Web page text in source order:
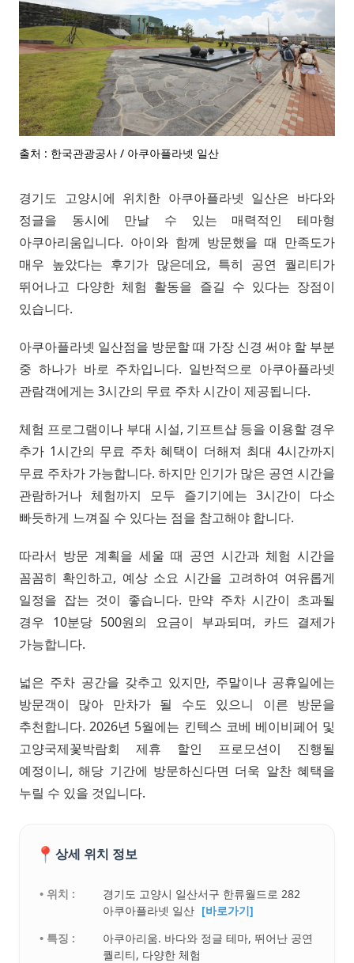
출처 : 한국관광공사 / 아쿠아플라넷 일산
경기도 고양시에 위치한 아쿠아플라넷 일산은 바다와
정글을 동시에 만날 수 있는 매력적인 테마형
아쿠아리움입니다. 아이와 함께 방문했을 때 만족도가
매우 높았다는 후기가 많은데요, 특히 공연 퀄리티가
뛰어나고 다양한 체험 활동을 즐길 수 있다는 장점이
있습니다.
아쿠아플라넷 일산점을 방문할 때 가장 신경 써야 할 부분
중 하나가 바로 주차입니다. 일반적으로 아쿠아플라넷
관람객에게는 3시간의 무료 주차 시간이 제공됩니다.
체험 프로그램이나 부대 시설, 기프트샵 등을 이용할 경우
추가 1시간의 무료 주차 혜택이 더해져 최대 4시간까지
무료 주차가 가능합니다. 하지만 인기가 많은 공연 시간을
관람하거나 체험까지 모두 즐기기에는 3시간이 다소
빠듯하게 느껴질 수 있다는 점을 참고해야 합니다.
따라서 방문 계획을 세울 때 공연 시간과 체험 시간을
꼼꼼히 확인하고, 예상 소요 시간을 고려하여 여유롭게
일정을 잡는 것이 좋습니다. 만약 주차 시간이 초과될
경우 10분당 500원의 요금이 부과되며, 카드 결제가
가능합니다.
넓은 주차 공간을 갖추고 있지만, 주말이나 공휴일에는
방문객이 많아 만차가 될 수도 있으니 이른 방문을
추천합니다. 2026년 5월에는 킨텍스 코베 베이비페어 및
고양국제꽃박람회 제휴 할인 프로모션이 진행될
예정이니, 해당 기간에 방문하신다면 더욱 알찬 혜택을
누릴 수 있을 것입니다.
📍 상세 위치 정보
• 위치 :
경기도 고양시 일산서구 한류월드로 282
아쿠아플라넷 일산 [바로가기]
• 특징 :
아쿠아리움. 바다와 정글 테마, 뛰어난 공연
퀄리티, 다양한 체험